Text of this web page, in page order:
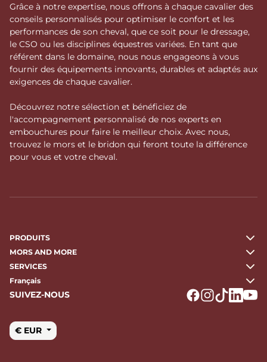
Grâce à notre expertise, nous offrons à chaque cavalier des
conseils personnalisés pour optimiser le confort et les
performances de son cheval, que ce soit pour le dressage,
le CSO ou les disciplines équestres variées. En tant que
référent dans le domaine, nous nous engageons à vous
fournir des équipements innovants, durables et adaptés aux
exigences de chaque cavalier.
Découvrez notre sélection et bénéficiez de
l'accompagnement personnalisé de nos experts en
embouchures pour faire le meilleur choix. Avec nous,
trouvez le mors et le bridon qui feront toute la différence
pour vous et votre cheval.
PRODUITS
MORS AND MORE
SERVICES
Français
SUIVEZ-NOUS
€ EUR